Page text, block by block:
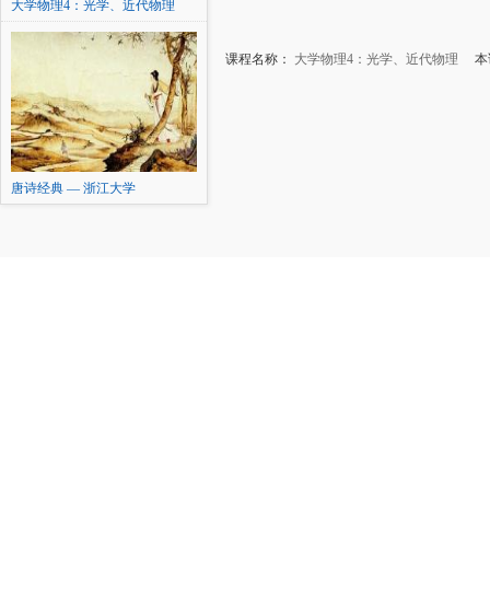
大学物理4：光学、近代物理
唐诗经典 — 浙江大学
课程名称： 大学物理4：光学、近代物理 本